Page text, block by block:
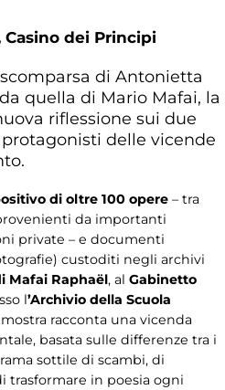
Casino dei Principi
di Antonietta
quella di Mario Mafai, la
riflessione sui due
delle vicende
di oltre 100 opere – tra
da importanti
private – e documenti
custoditi negli archivi
Mafai Raphaël, al Gabinetto
l’Archivio della Scuola
mostra racconta una vicenda
basata sulle differenze tra i
sottile di scambi, di
trasformare in poesia ogni